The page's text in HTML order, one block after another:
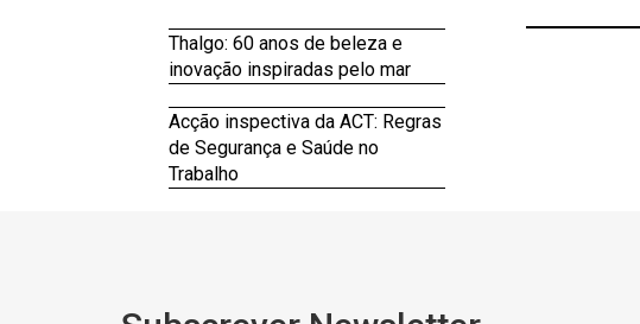
Thalgo: 60 anos de beleza e
inovação inspiradas pelo mar
Acção inspectiva da ACT: Regras
de Segurança e Saúde no
Trabalho